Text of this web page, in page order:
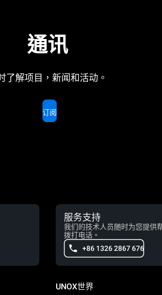
通讯
了解项目，新闻和活动。
订阅
服务支持
我们的技术人员随时为您提供
拨打电话。
+86 1326 2867 676
UNOX世界